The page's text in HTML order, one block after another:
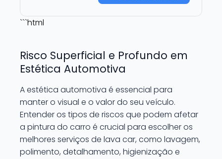
```html
Risco Superficial e Profundo em
Estética Automotiva
A estética automotiva é essencial para
manter o visual e o valor do seu veículo.
Entender os tipos de riscos que podem afetar
a pintura do carro é crucial para escolher os
melhores serviços de lava car, como lavagem,
polimento, detalhamento, higienização e